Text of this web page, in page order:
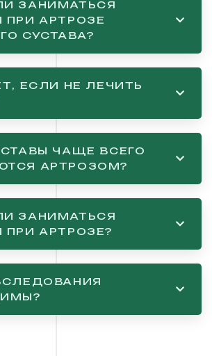
ЗАНИМАТЬСЯ
ПРИ АРТРОЗЕ
СУСТАВА?
ЕСЛИ НЕ ЛЕЧИТЬ
ЧАЩЕ ВСЕГО
АРТРОЗОМ?
ЗАНИМАТЬСЯ
АРТРОЗЕ?